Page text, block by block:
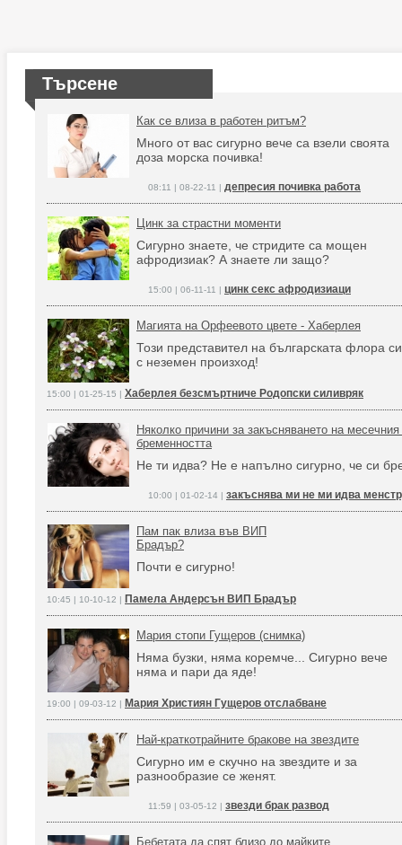
Търсене
Как се влиза в работен ритъм?
Mного от вас сигурно вече са взели своята
доза морска почивка!
08:11 | 08-22-11 | депресия почивка работа
Цинк за страстни моменти
Сигурно знаете, че стридите са мощен
афродизиак? А знаете ли защо?
15:00 | 06-11-11 | цинк секс афродизиаци
Магията на Орфеевото цвете - Хаберлея
Този представител на българската флора
с неземен произход!
15:00 | 01-25-15 | Хаберлея безсмъртниче Родопски силивряк
Няколко причини за закъсняването на
бременността
Не ти идва? Не е напълно сигурно, че си
10:00 | 01-02-14 | закъснява ми не ми идва
Пам пак влиза във ВИП
Брадър?
Почти е сигурно!
10:45 | 10-10-12 | Памела Андерсън ВИП Брадър
Мария стопи Гущеров (снимка)
Няма бузки, няма коремче... Сигурно вече
няма и пари да яде!
19:00 | 09-03-12 | Мария Християн Гущеров отслабване
Най-краткотрайните бракове на звездите
Сигурно им е скучно на звездите и за
разнообразие се женят.
11:59 | 03-05-12 | звезди брак развод
Бебетата да спят близо до майките